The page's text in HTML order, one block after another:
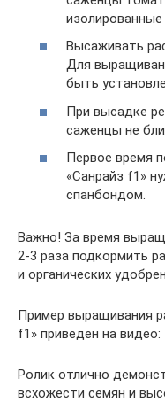
Высаживать
Для
быть
При высадке
саженцы не
Первое время
«Санрайз f1»
спанбондом.
Важно! За время
2-3 раза подкормить
и органических
Пример выращивания
f1» приведен на видео:
Ролик отлично
всхожести семян и